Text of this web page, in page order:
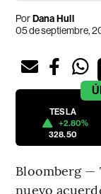
PorDana Hull
05 de septiembre,
TESLA
+2.80%
328.50
Bloomberg —
nuevo